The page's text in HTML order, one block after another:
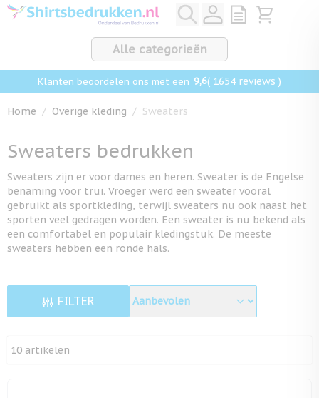
Ga naar de inhoud View quote,
Bekijk
Alle categorieën
Klanten beoordelen ons met een 9,6( 1654 reviews )
Home / Overige kleding / Sweaters
Sweaters bedrukken
Sweaters zijn er voor dames en heren. Sweater is de Engelse
benaming voor trui. Vroeger werd een sweater vooral
gebruikt als sportkleding, terwijl sweaters nu ook naast het
sporten veel gedragen worden. Een sweater is nu bekend als
een comfortabel en populair kledingstuk. De meeste
sweaters hebben een ronde hals.
FILTER
10 artikelen